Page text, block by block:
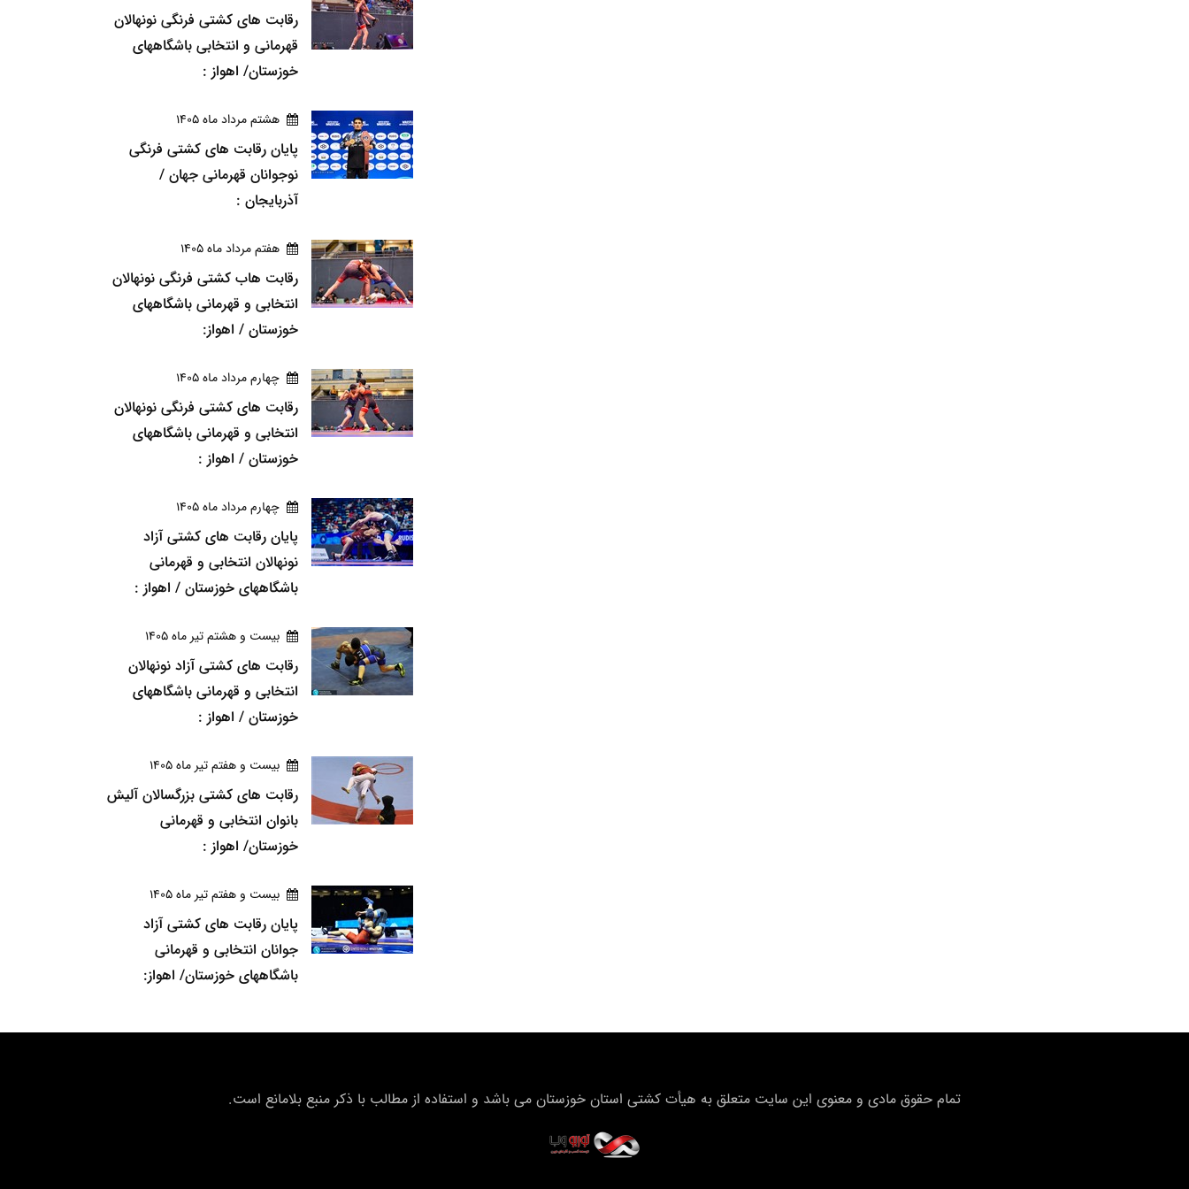
رقابت های کشتی فرنگی نونهالان
قهرمانی و انتخابی باشگاههای
خوزستان/ اهواز :
هشتم مرداد ماه 1405
پایان رقابت های کشتی فرنگی
نوجوانان قهرمانی جهان /
آذربایجان :
هفتم مرداد ماه 1405
رقابت هاب کشتی فرنگی نونهالان
انتخابی و قهرمانی باشگاههای
خوزستان / اهواز:
چهارم مرداد ماه 1405
رقابت های کشتی فرنگی نونهالان
انتخابی و قهرمانی باشگاههای
خوزستان / اهواز :
چهارم مرداد ماه 1405
پایان رقابت های کشتی آزاد
نونهالان انتخابی و قهرمانی
باشگاههای خوزستان / اهواز :
بيست و هشتم تير ماه 1405
رقابت های کشتی آزاد نونهالان
انتخابی و قهرمانی باشگاههای
خوزستان / اهواز :
بيست و هفتم تير ماه 1405
رقابت های کشتی بزرگسالان آلیش
بانوان انتخابی و قهرمانی
خوزستان/ اهواز :
بيست و هفتم تير ماه 1405
پایان رقابت های کشتی آزاد
جوانان انتخابی و قهرمانی
باشگاههای خوزستان/ اهواز:
تمام حقوق مادی و معنوی این سایت متعلق به هیأت كشتی استان خوزستان می باشد و استفاده از مطالب با ذکر منبع بلامانع است.